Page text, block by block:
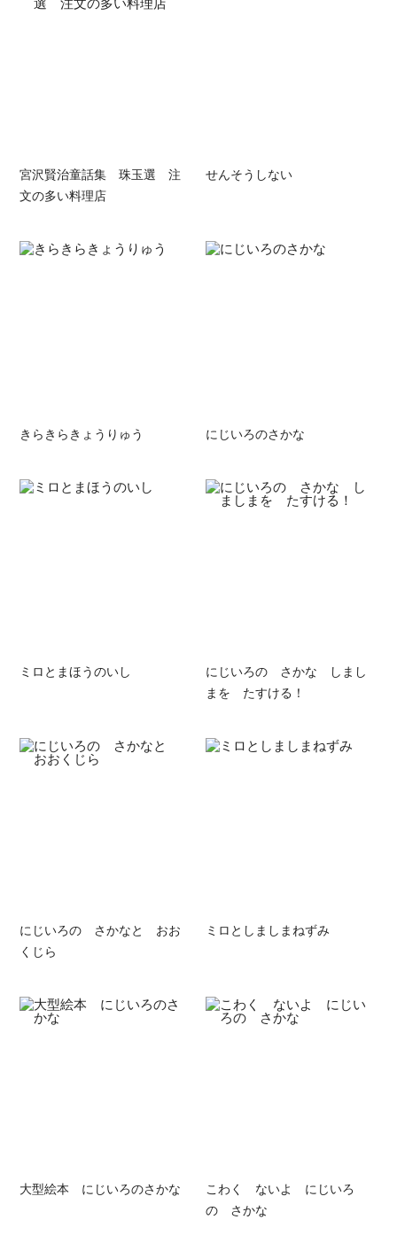
宮沢賢治童話集 珠玉選 注
文の多い料理店
せんそうしない
きらきらきょうりゅう にじいろのさかな
ミロとまほうのいし
にじいろの さかな しまし
まを たすける！
にじいろの さかなと おお
くじら
ミロとしましまねずみ
大型絵本 にじいろのさかな
こわく ないよ にじいろ
の さかな